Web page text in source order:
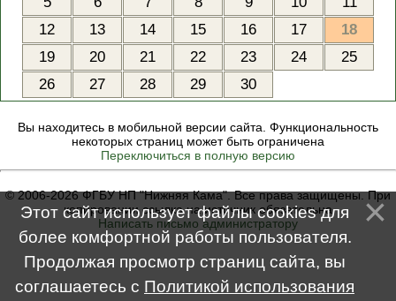
12
13 14 15 16 17
18
19
20 21 22 23 24
25
26
27 28 29 30
Вы находитесь в мобильной версии сайта. Функциональность
некоторых страниц может быть ограничена
Переключиться в полную версию
© 2006-2026 ФГБУ НП "Нижняя Кама". Все права защищены. При
копировании ссылка на источник обязательна
Написать письмо администратору
Этот сайт использует файлы cookies для
более комфортной работы пользователя.
Продолжая просмотр страниц сайта, вы
соглашаетесь с Политикой использования